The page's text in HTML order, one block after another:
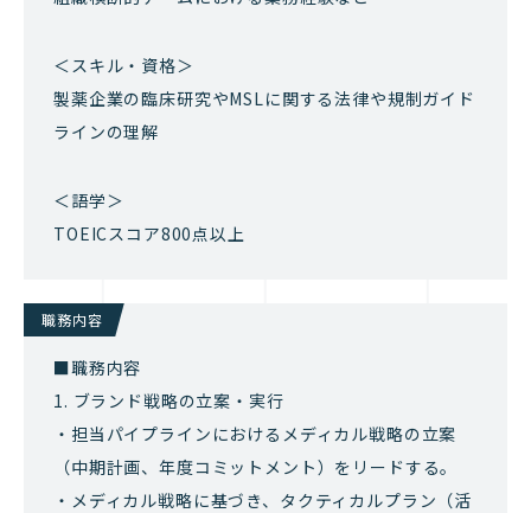
＜スキル・資格＞
製薬企業の臨床研究やMSLに関する法律や規制ガイド
ラインの理解
＜語学＞
TOEICスコア800点以上
職務内容
■職務内容
1. ブランド戦略の立案・実行
・担当パイプラインにおけるメディカル戦略の立案
（中期計画、年度コミットメント）をリードする。
・メディカル戦略に基づき、タクティカルプラン（活